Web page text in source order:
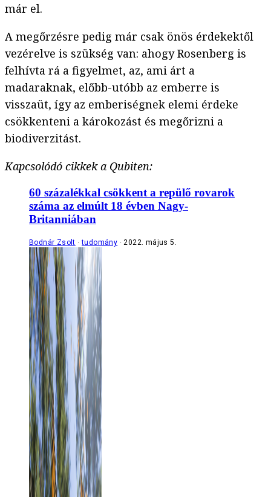
már el.
A megőrzésre pedig már csak önös érdekektől
vezérelve is szükség van: ahogy Rosenberg is
felhívta rá a figyelmet, az, ami árt a
madaraknak, előbb-utóbb az emberre is
visszaüt, így az emberiségnek elemi érdeke
csökkenteni a károkozást és megőrizni a
biodiverzitást.
Kapcsolódó cikkek a Qubiten:
60 százalékkal csökkent a repülő rovarok
száma az elmúlt 18 évben Nagy-
Britanniában
Bodnár Zsolt tudomány 2022. május 5.